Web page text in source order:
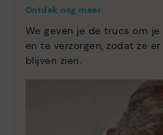
Ontdek nog meer
We geven je de trucs om je
en te verzorgen, zodat ze
blijven zien.